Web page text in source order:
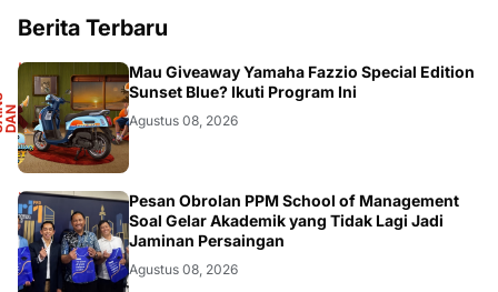
Berita Terbaru
N
OF
Mau Giveaway Yamaha Fazzio Special Edition
Sunset Blue? Ikuti Program Ini
Agustus 08, 2026
DIKBUDRISTEK
Pesan Obrolan PPM School of Management
Soal Gelar Akademik yang Tidak Lagi Jadi
Jaminan Persaingan
Agustus 08, 2026